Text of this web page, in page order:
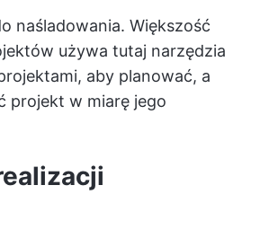
naśladowania. Większość
używa tutaj narzędzia
aby planować, a
projekt w miarę jego